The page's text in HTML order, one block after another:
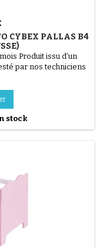
CYBEX PALLAS B4
Produit issu d’un
par nos techniciens
auto à moindre coût.
fissurée. Réutilisez
remise à...
stock